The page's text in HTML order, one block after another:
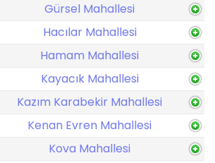
Gürsel Mahallesi
Hacılar Mahallesi
Hamam Mahallesi
Kayacık Mahallesi
Kazım Karabekir Mahallesi
Kenan Evren Mahallesi
Kova Mahallesi